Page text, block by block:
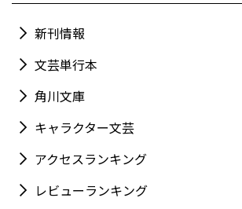
新刊情報
文芸単行本
角川文庫
キャラクター文芸
アクセスランキング
レビューランキング